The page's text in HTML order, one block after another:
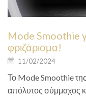
Mode Smoothie
φριζάρισμα!
11/02/2024
Το Mode Smoothie της
απόλυτος σύμμαχος